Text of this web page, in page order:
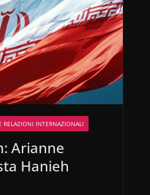
RELAZIONI INTERNAZIONALI
Arianne
Hanieh